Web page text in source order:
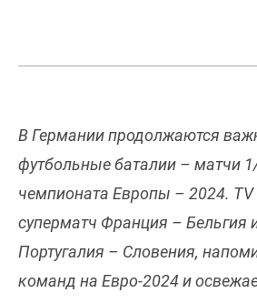
В Германии продолжаются
футбольные баталии – матчи
чемпионата Европы – 2024. TV
суперматч Франция – Бельгия
Португалия – Словения,
команд на Евро-2024 и